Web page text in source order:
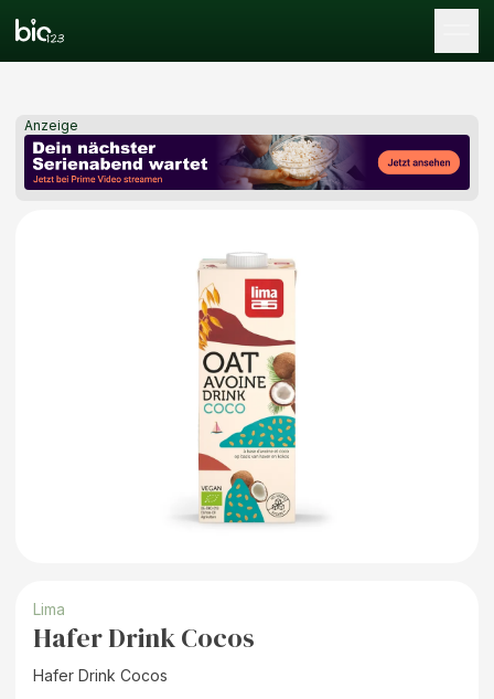
Anzeige
Lima
Hafer Drink Cocos
Hafer Drink Cocos